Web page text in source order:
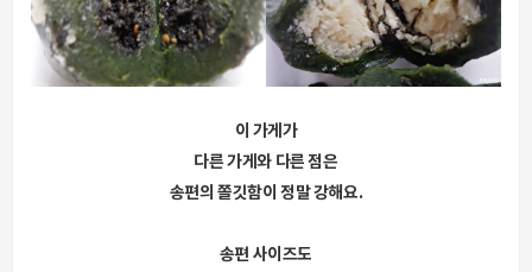
이 가게가
다른 가게와 다른 점은
송편의 쫄깃함이 정말 강해요.
송편 사이즈도